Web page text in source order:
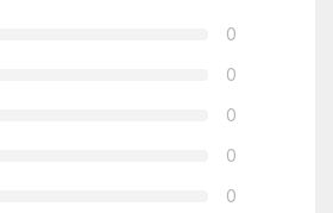
0
0
0
0
0